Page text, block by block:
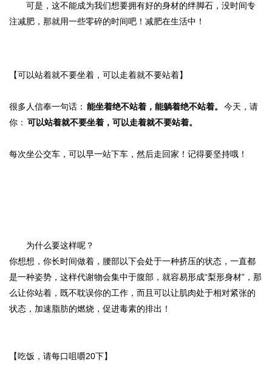
可是，这不能成为我们想要拥有好的身材的绊脚石，没时间专
注减肥，那就用一些零碎的时间吧！减肥在生活中！
【可以站着就不要坐着，可以走着就不要站着】
很多人信奉一句话： 能坐着绝不站着，能躺着绝不站着。
今天，请
你： 可以站着就不要坐着，可以走着就不要站着。
每次坐公交车，可以早一站下车，然后走回家！记得要坚持哦！
为什么要这样呢？
你想想，你长时间做着，腰部以下会处于一种挤压的状态，一直都
是一种姿势，这样代谢物会集中于腹部，就容易形成“梨形身材”， 那
么让你站着，既不耽误你的工作，而且可以让肌肉处于相对紧张的
状态，加速脂肪的燃烧，促进毒素的排出！
【吃饭，请每口咀嚼20下】